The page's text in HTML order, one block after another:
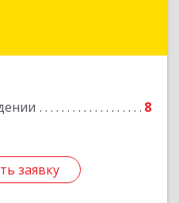
8
заявку
Подробнее
заявку